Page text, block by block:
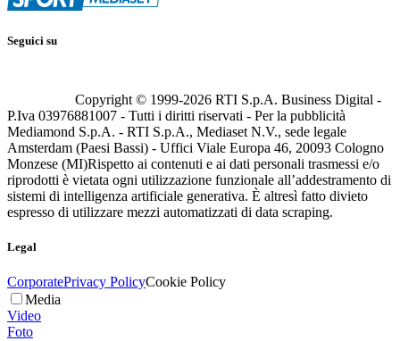
Seguici su
Copyright © 1999-2026 RTI S.p.A. Business Digital -
P.Iva 03976881007 - Tutti i diritti riservati - Per la pubblicità
Mediamond S.p.A. - RTI S.p.A., Mediaset N.V., sede legale
Amsterdam (Paesi Bassi) - Uffici Viale Europa 46, 20093 Cologno
Monzese (MI)Rispetto ai contenuti e ai dati personali trasmessi e/o
riprodotti è vietata ogni utilizzazione funzionale all’addestramento di
sistemi di intelligenza artificiale generativa. È altresì fatto divieto
espresso di utilizzare mezzi automatizzati di data scraping.
Legal
CorporatePrivacy PolicyCookie Policy
Media
Video
Foto